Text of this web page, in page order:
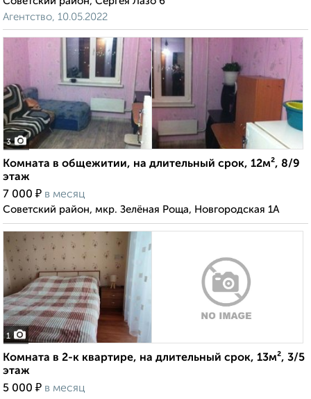
Агентство, 10.05.2022
3
Комната в общежитии, на длительный срок, 12м², 8/9
этаж
7 000 ₽ в месяц
Советский район, мкр. Зелёная Роща, Новгородская 1А
1
Комната в 2-к квартире, на длительный срок, 13м², 3/5
этаж
5 000 ₽ в месяц